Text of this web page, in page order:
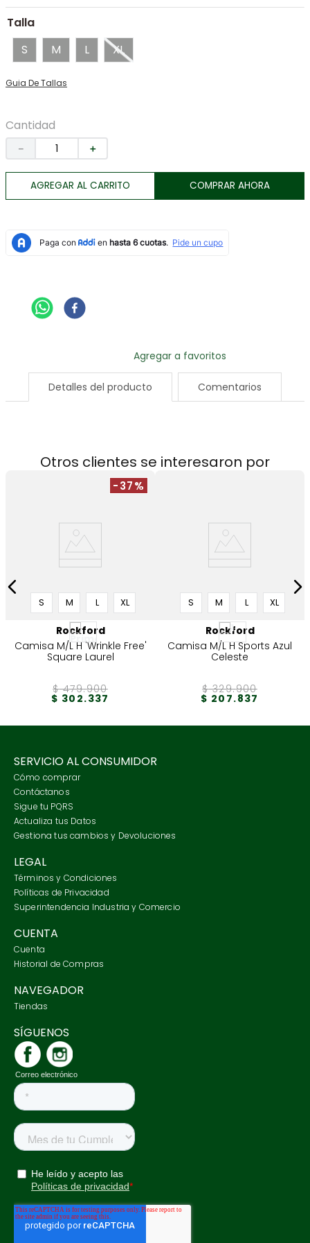
Talla
S
M L XL
Guia De Tallas
Cantidad
＋
－
AGREGAR AL CARRITO COMPRAR AHORA
Detalles del producto Comentarios
Otros clientes se interesaron por
-37%
S M L XL
Rockford
Camisa M/L H 'Wrinkle Free'
Square Laurel
$ 479.900
$ 302.337
S M L XL
Rockford
Camisa M/L H Sports Azul
Celeste
$ 329.900
$ 207.837
SERVICIO AL CONSUMIDOR
Cómo comprar
Contáctanos
Sigue tu PQRS
Actualiza tus Datos
Gestiona tus cambios y Devoluciones
LEGAL
Términos y Condiciones
Políticas de Privacidad
Superintendencia Industria y Comercio
CUENTA
Cuenta
Historial de Compras
NAVEGADOR
Tiendas
SÍGUENOS
7.
tenis
8.
botas
9.
tarjetero
10. lino